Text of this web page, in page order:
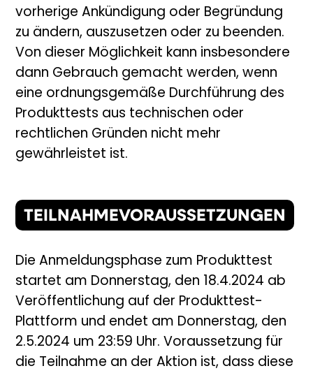
vorherige Ankündigung oder Begründung
zu ändern, auszusetzen oder zu beenden.
Von dieser Möglichkeit kann insbesondere
dann Gebrauch gemacht werden, wenn
eine ordnungsgemäße Durchführung des
Produkttests aus technischen oder
rechtlichen Gründen nicht mehr
gewährleistet ist.
TEILNAHMEVORAUSSETZUNGEN
Die Anmeldungsphase zum Produkttest
startet am Donnerstag, den 18.4.2024 ab
Veröffentlichung auf der Produkttest-
Plattform und endet am Donnerstag, den
2.5.2024 um 23:59 Uhr. Voraussetzung für
die Teilnahme an der Aktion ist, dass diese